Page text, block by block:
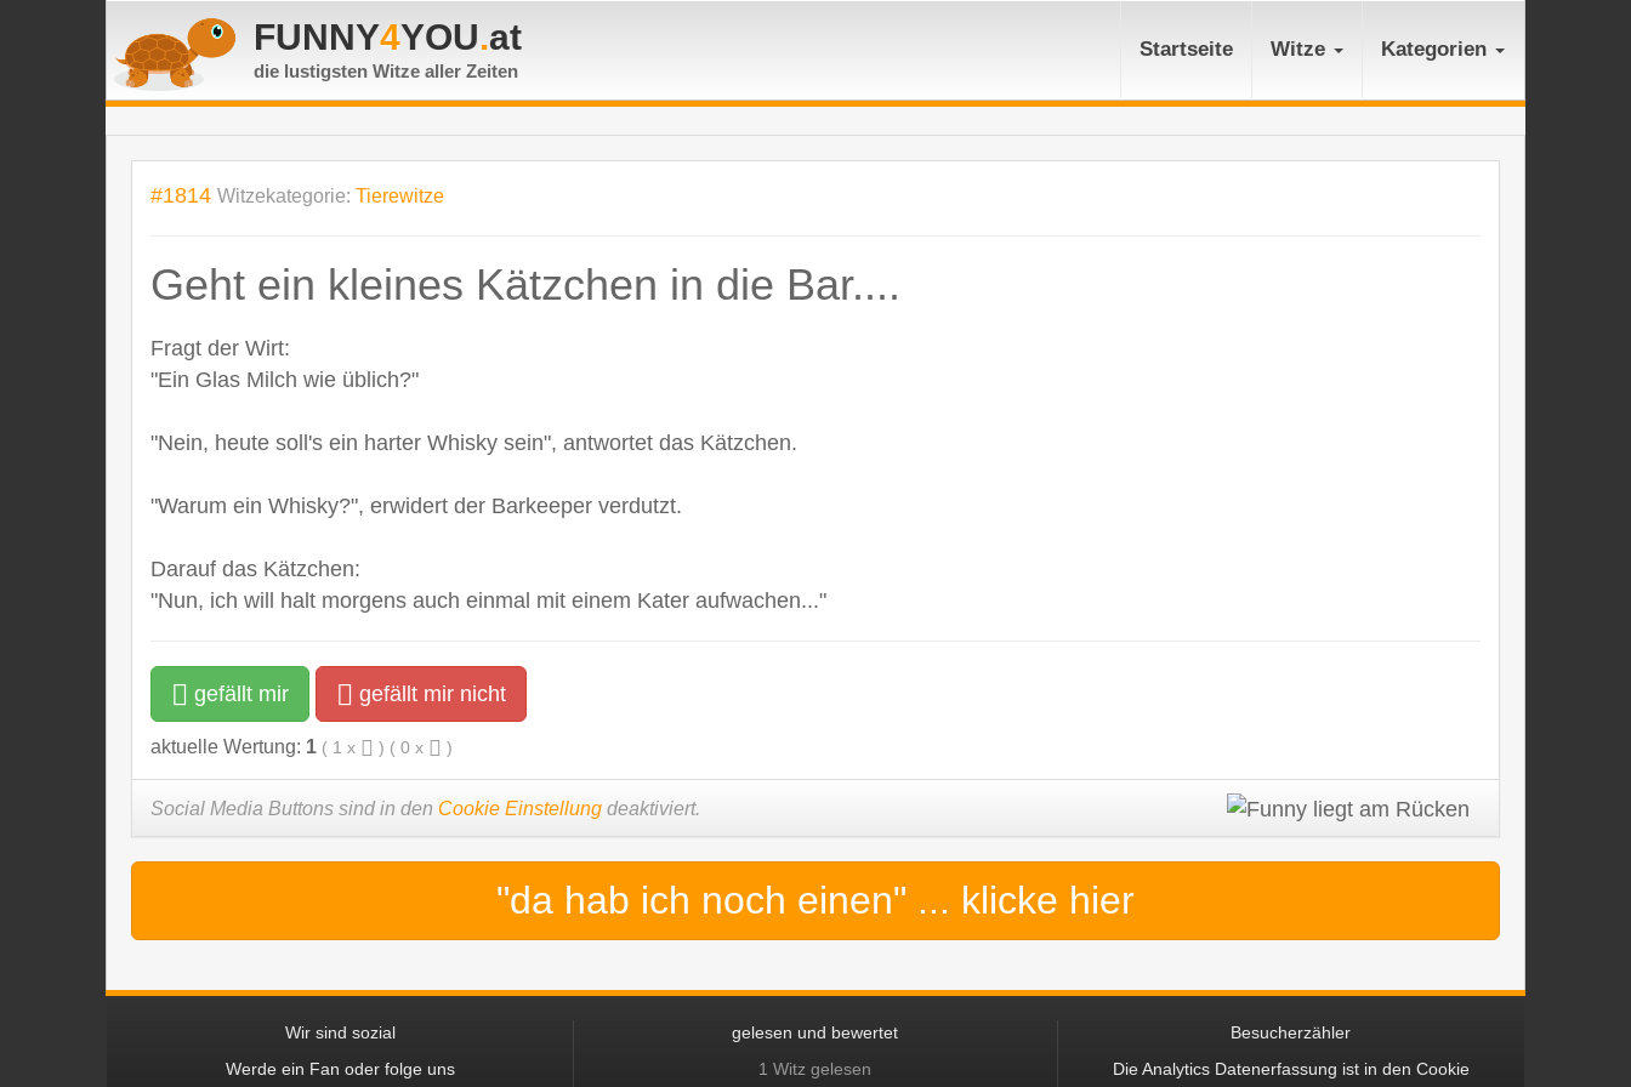
FUNNY4YOU.at
die lustigsten Witze aller Zeiten
Startseite Witze Kategorien
#1814 Witzekategorie: Tierewitze
Geht ein kleines Kätzchen in die Bar....
Fragt der Wirt:
"Ein Glas Milch wie üblich?"
"Nein, heute soll's ein harter Whisky sein", antwortet das Kätzchen.
"Warum ein Whisky?", erwidert der Barkeeper verdutzt.
Darauf das Kätzchen:
"Nun, ich will halt morgens auch einmal mit einem Kater aufwachen..."
gefällt mir gefällt mir nicht
aktuelle Wertung: 1 ( 1 x ) ( 0 x )
Social Media Buttons sind in den Cookie Einstellung deaktiviert.
"da hab ich noch einen" ... klicke hier
Wir sind sozial
Werde ein Fan oder folge uns
gelesen und bewertet
1 Witz gelesen
Besucherzähler
Die Analytics Datenerfassung ist in den Cookie